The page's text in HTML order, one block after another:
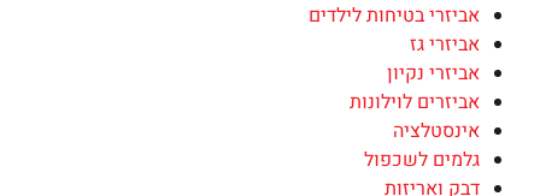
אביזרי בטיחות לילדים
אביזרי גז
אביזרי נקיון
אביזרים לוילונות
אינסטלציה
גלמים לשכפול
דבק ואריזות